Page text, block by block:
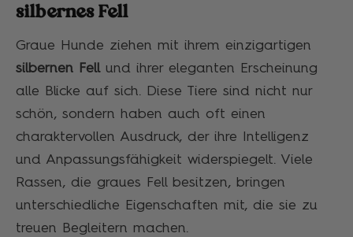
silbernes Fell
Graue Hunde ziehen mit ihrem einzigartigen
silbernen Fellund ihrer eleganten Erscheinung
alle Blicke auf sich. Diese Tiere sind nicht nur
schön, sondern haben auch oft einen
charaktervollen Ausdruck, der ihre Intelligenz
und Anpassungsfähigkeit widerspiegelt. Viele
Rassen, die graues Fell besitzen, bringen
unterschiedliche Eigenschaften mit, die sie zu
treuen Begleitern machen.